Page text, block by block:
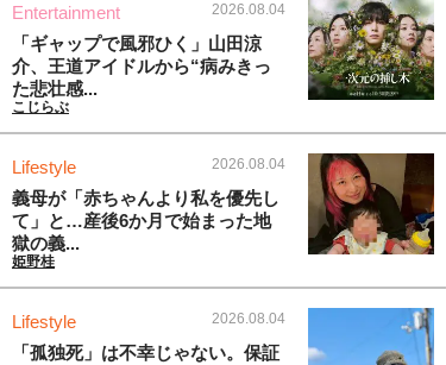
Entertainment 2026.08.04
「ギャップで風邪ひく」山田涼
介、王道アイドルから“病みきっ
た悲壮感...
こじらぶ
Lifestyle 2026.08.04
義母が「赤ちゃんより私を優先し
て」と…産後6か月で始まった地
獄の義...
姫野桂
Lifestyle 2026.08.04
「孤独死」は不幸じゃない。保証